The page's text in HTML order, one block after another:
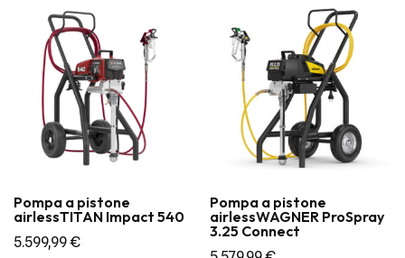
Pompa a pistone
airlessTITAN Impact 540
5.599,99€
Pompa a pistone
airlessWAGNER ProSpray
3.25 Connect